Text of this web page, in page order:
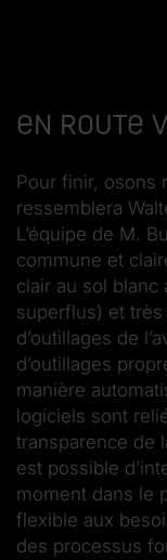
En route
Pour finir, osons
ressemblera
L’équipe de M.
commune et
clair au sol
superflus) et
d’outillages de
d’outillages
manière
logiciels sont
transparence de
est possible
moment dans le
flexible aux
des processus